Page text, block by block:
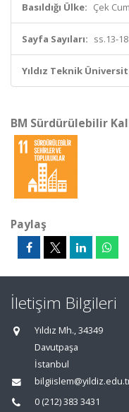
Basıldığı Ülke: Çek
Sayfa Sayıları: ss.13-18
Yıldız Teknik
BM Sürdürülebilir
Paylaş
İletişim Bilgileri
Yıldız Mh., 34349
Davutpaşa
İstanbul
0 (212) 383 3431